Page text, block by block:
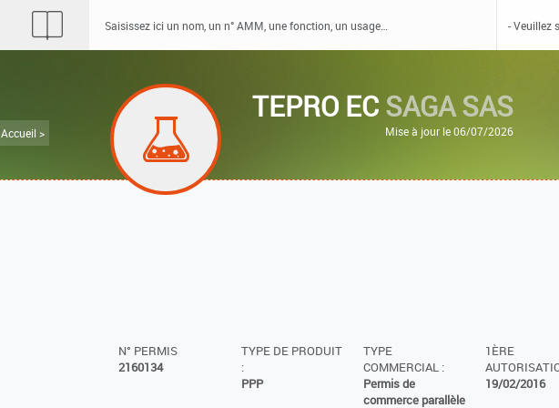
Accueil >
TEPRO ECSAGA SAS
Mise à jour le 06/07/2026
N° PERMIS
2160134
TYPE DE PRODUIT
:
PPP
TYPE
COMMERCIAL :
Permis de
commerce parallèle
1ÈRE
19/02/2016